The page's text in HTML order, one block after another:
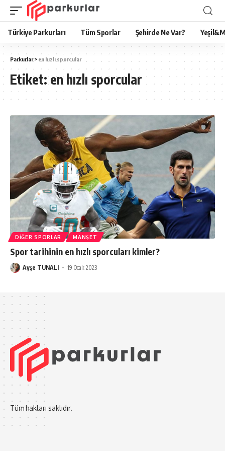
Türkiye Parkurları Tüm Sporlar Şehirde Ne Var?
Parkurlar> en hızlı sporcular
Etiket:en hızlı sporcular
DIĞER SPORLAR MANŞET
Spor tarihinin en hızlı sporcuları kimler?
Ayşe TUNALI 19 Ocak 2023
Tüm hakları saklıdır.